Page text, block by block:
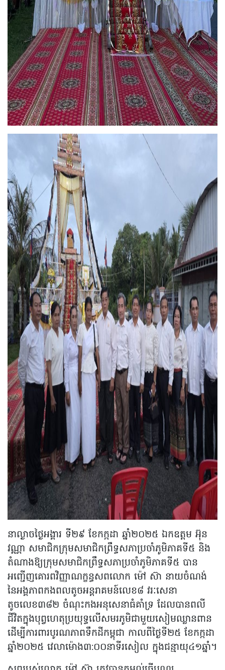
នាល្ងាចថ្ងៃអង្គារ ទី២៩ ខែកក្កដា ឆ្នាំ២០២៥ ឯកឧត្តម អ៊ុន
វណ្ណា សមាជិកក្រុមសមាជិកព្រឹទ្ធសភាប្រចាំភូមិភាគទី៥ និង
តំណាងឱ្យក្រុមសមាជិកព្រឹទ្ធសភាប្រចាំភូមិភាគទី៥ បាន
អញ្ជើញគោរពវិញ្ញាណក្ខន្ធសពលោក ម៉ៅ ស៊ា នាយចំណង់
នៃអង្គភាពកងពលតូចអន្តរាគមន៍លេខ៨ វរៈសេនា
តូចលេខ៣៨២ ចំណុះកងអនុសេនាធំគាំទ្រ ដែលបានពលី
ជីវិតក្នុងបុព្វហេតុប្រយុទ្ធលើសមរភូមិជាមួយសៀមឈ្លានពាន
ដើម្បីការពារបូរណភាពទឹកដីកម្ពុជា កាលពីថ្ងៃទី២៥ ខែកក្កដា
ឆ្នាំ២០២៥ វេលាម៉ោង៣:០០នាទីរសៀល ក្នុងជន្មាយុ៤១ឆ្នាំ។